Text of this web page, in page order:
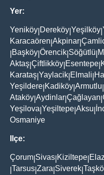
Yer:
Yeniköy Dereköy Yeşilköy
Karacaören Akpinar
Başköy Örencik Söğütlü
Aktaş Çiftlikköy Esentepe
Karataş Yaylacik Elmali
Yeşildere Kadiköy Armutlu
Ataköy Aydinlar Çağlayan
Yeşilova Yeşiltepe Aksu
Osmaniye
Ilçe:
Çorum Sivas Kiziltepe
Tarsus Zara Siverek